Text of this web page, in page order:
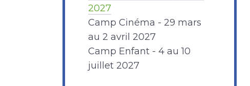
2027
Camp Cinéma - 29 mars
au 2 avril 2027
Camp Enfant - 4 au 10
juillet 2027